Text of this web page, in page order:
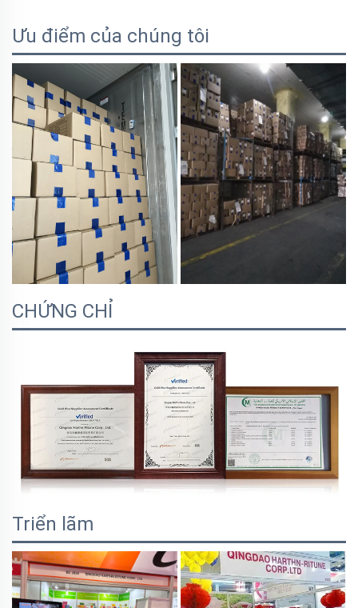
Ưu điểm của chúng tôi
CHỨNG CHỈ
Triển lãm